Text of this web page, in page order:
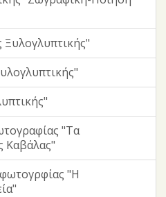
"Τα
Καβάλας"
"Η